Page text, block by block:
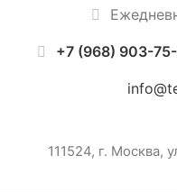
+7 (968) 903-
111524, г. Москва,